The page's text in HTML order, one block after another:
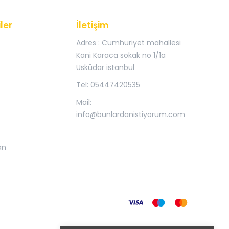
İletişim
Adres : Cumhuriyet mahallesi
Kani Karaca sokak no 1/1a
Üsküdar istanbul
Tel: 05447420535
Mail:
info@bunlardanistiyorum.com